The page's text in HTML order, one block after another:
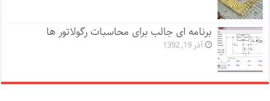
برنامه ای جالب برای محاسبات رگولاتور ها
آذر 19, 1392